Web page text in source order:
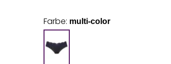
Farbe: multi-color